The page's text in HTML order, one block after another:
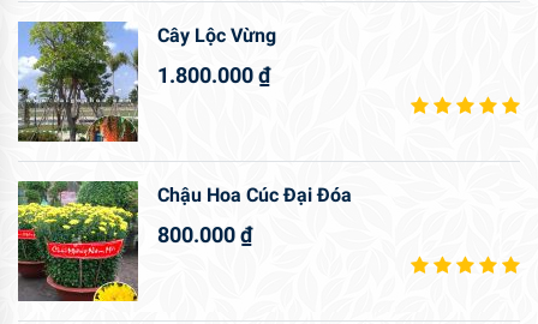
Cây Lộc Vừng
1.800.000₫
Chậu Hoa Cúc Đại Đóa
800.000₫